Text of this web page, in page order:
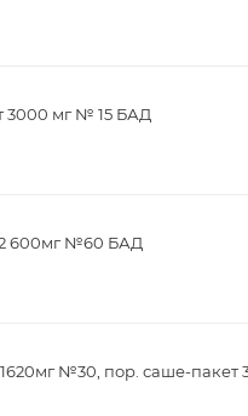
3000 мг № 15 БАД
600мг №60 БАД
№30, пор. саше-